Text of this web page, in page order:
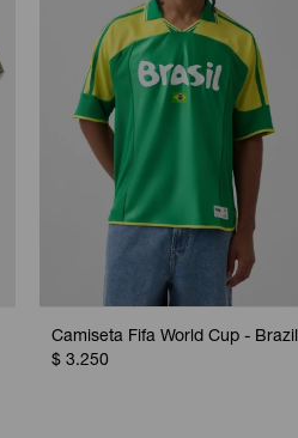
Camiseta Fifa World Cup - Brazil
$ 3.250